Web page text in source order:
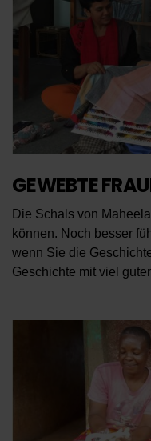
GEWEBTE
Die Schals von
können. Noch besser
wenn Sie die
Geschichte mit viel